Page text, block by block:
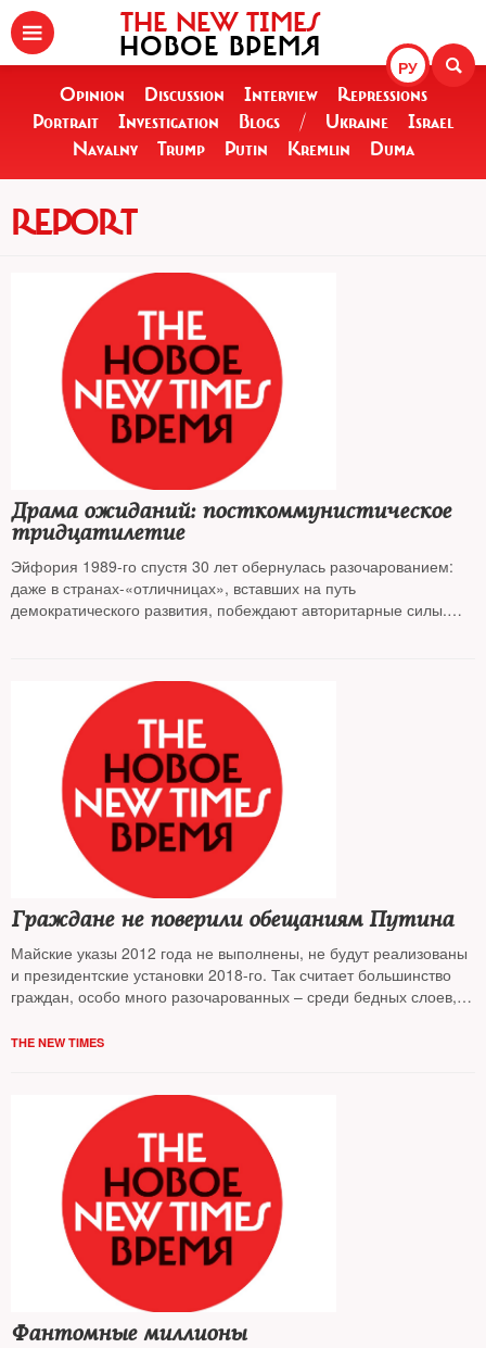
РУ
THE NEW TIMES
НОВОЕ ВРЕМЯ
Opinion Discussion Interview
Repressions
Portrait
Investigation Blogs / Ukraine
Israel
Navalny
Trump Putin Kremlin Duma
REPORT
Драма ожиданий: посткоммунистическое
тридцатилетие
Эйфория 1989-го спустя 30 лет обернулась разочарованием:
даже в странах-«отличницах», вставших на путь
демократического развития, побеждают авторитарные силы.
Граждане не поверили обещаниям Путина
Майские указы 2012 года не выполнены, не будут реализованы
и президентские установки 2018-го. Так считает большинство
граждан, особо много разочарованных – среди бедных слоев,
THE NEW TIMES
Фантомные миллионы